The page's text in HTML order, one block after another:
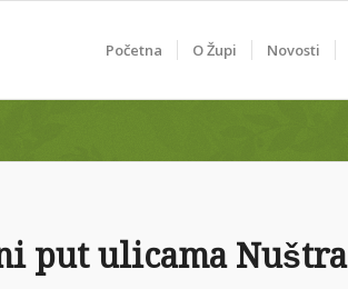
Početna O Župi Novosti
put ulicama Nuštra